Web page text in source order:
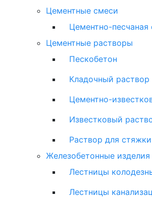
Цементные смеси
Цементно-
Цементные растворы
Пескобетон
Кладочный раствор
Цементно-
Известковый
Раствор для
Железобетонные изделия
Лестницы
Лестницы